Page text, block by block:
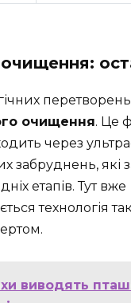
очищення. Це
через
забруднень, які
етапів. Тут вже
технологія
виводять